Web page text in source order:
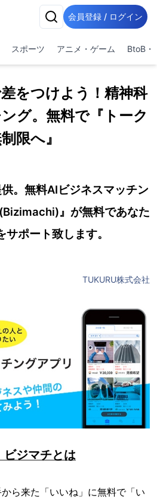
会員登録 / ログイン
スポーツ アニメ・ゲーム BtoB・
をつけよう！精神科
グ。無料で『トーク
限へ』
。無料AIビジネスマッチン
』が無料であなた
サポート致します。
TUKURU株式会社
ビジマチとは
から来た「いいね」に無料で「い